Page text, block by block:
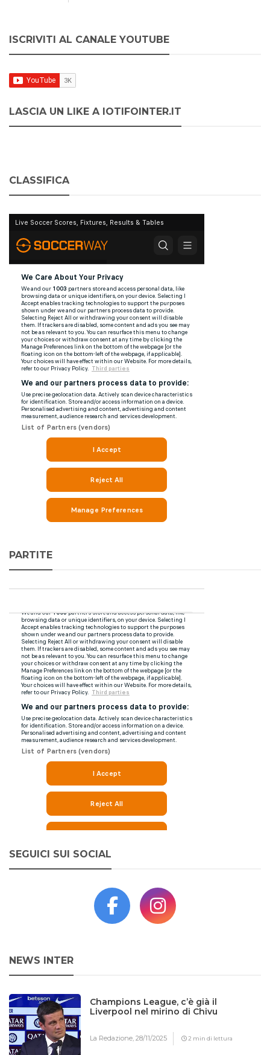
ISCRIVITI AL CANALE YOUTUBE
LASCIA UN LIKE A IOTIFOINTER.IT
CLASSIFICA
PARTITE
SEGUICI SUI SOCIAL
NEWS INTER
Champions League, c’è già il
Liverpool nel mirino di Chivu
La Redazione,28/11/2025 2 min di lettura